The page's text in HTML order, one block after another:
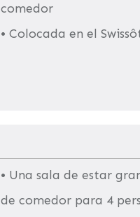
comedor
• Colocada en el
• Una sala de estar
de comedor para 4